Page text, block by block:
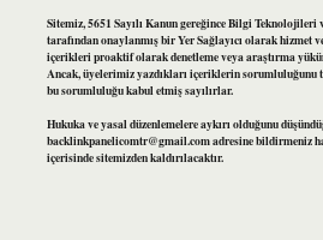
Sitemiz, 5651 Sayılı Kanun gereğince Bilgi
tarafından onaylanmış bir Yer Sağlayıcı olarak hizmet
içerikleri proaktif olarak denetleme veya araştırma
Ancak, üyelerimiz yazdıkları içeriklerin sorumluluğunu
bu sorumluluğu kabul etmiş sayılırlar.
Hukuka ve yasal düzenlemelere aykırı olduğunu
backlinkpanelicomtr@gmail.comadresine bildirmeniz
içerisinde sitemizden kaldırılacaktır.